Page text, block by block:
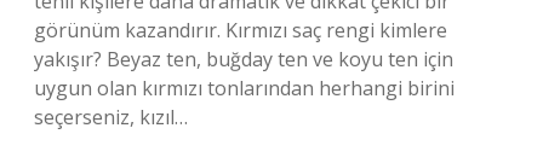
görünüm kazandırır. Kırmızı saç rengi kimlere
yakışır? Beyaz ten, buğday ten ve koyu ten için
uygun olan kırmızı tonlarından herhangi birini
seçerseniz, kızıl…